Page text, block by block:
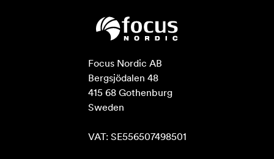
Focus Nordic AB
Bergsjödalen 48
415 68 Gothenburg
Sweden
VAT: SE556507498501